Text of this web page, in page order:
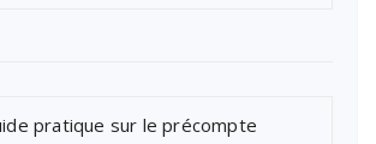
pratique sur le précompte